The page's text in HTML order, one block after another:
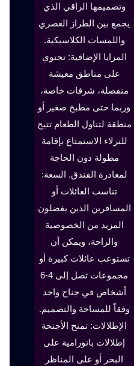
وتصميمها الراقي الذي
يجمع بين الطراز العصري
واللمسات الكلاسيكية.
المزايا الإضافية: تحتوي
على مناطق معيشة
منفصلة، شرفات خاصة،
وربما حتى مطبخ صغير أو
منطقة لتناول الطعام تتيح
للنزلاء الاستمتاع بإقامة
مطولة دون الحاجة
لمغادرة الفندق. السعة:
تناسب العائلات أو
المسافرين الذين يفضلون
المزيد من الخصوصية
والراحة، ويمكن أن
تستوعب عائلات كبيرة أو
مجموعات تصل إلى 4-6
أشخاص في جناح واحد
وفقاً للمساحة والتصميم.
الإطلالات: تمنح الأجنحة
إطلالات بانورامية على
البحر أو على المناظر